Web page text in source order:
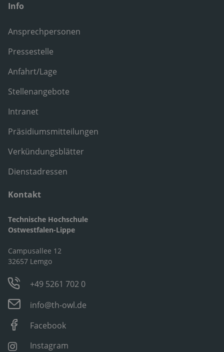
Info
Ansprechpersonen
Pressestelle
Anfahrt/Lage
Stellenangebote
Intranet
Präsidiumsmitteilungen
Verkündungsblätter
Dienstadressen
Kontakt
Technische Hochschule
Ostwestfalen-Lippe
Campusallee 12
32657 Lemgo
+49 5261 702 0
info@th-owl.de
Facebook
Instagram